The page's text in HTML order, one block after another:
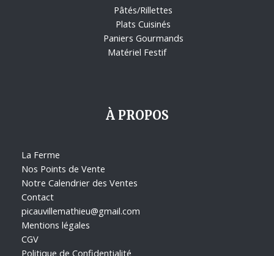
Pâtés/Rillettes
Plats Cuisinés
Paniers Gourmands
Matériel Festif
À PROPOS
La Ferme
Nos Points de Vente
Notre Calendrier des Ventes
Contact
picauvillemathieu@gmail.com
Mentions légales
CGV
Politique de Confidentialité